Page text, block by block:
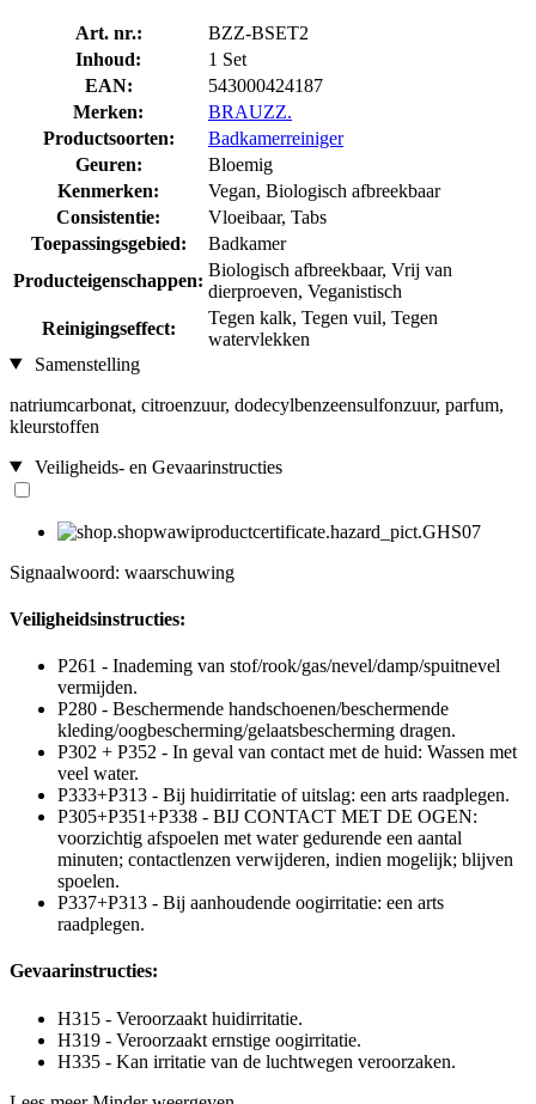
Art. nr.:
BZZ-BSET2
Inhoud:
1 Set
EAN:
543000424187
Merken:
BRAUZZ.
Productsoorten:
Badkamerreiniger
Geuren:
Bloemig
Kenmerken:
Vegan, Biologisch afbreekbaar
Consistentie:
Vloeibaar, Tabs
Toepassingsgebied:
Badkamer
Producteigenschappen:
Biologisch afbreekbaar, Vrij van
dierproeven, Veganistisch
Reinigingseffect:
Tegen kalk, Tegen vuil, Tegen
watervlekken
Samenstelling
natriumcarbonat, citroenzuur, dodecylbenzeensulfonzuur, parfum,
kleurstoffen
Veiligheids- en Gevaarinstructies
Signaalwoord: waarschuwing
Veiligheidsinstructies:
P261 - Inademing van stof/rook/gas/nevel/damp/spuitnevel
vermijden.
P280 - Beschermende handschoenen/beschermende
kleding/oogbescherming/gelaatsbescherming dragen.
P302 + P352 - In geval van contact met de huid: Wassen met
veel water.
P333+P313 - Bij huidirritatie of uitslag: een arts raadplegen.
P305+P351+P338 - BIJ CONTACT MET DE OGEN:
voorzichtig afspoelen met water gedurende een aantal
minuten; contactlenzen verwijderen, indien mogelijk; blijven
spoelen.
P337+P313 - Bij aanhoudende oogirritatie: een arts
raadplegen.
Gevaarinstructies:
H315 - Veroorzaakt huidirritatie.
H319 - Veroorzaakt ernstige oogirritatie.
H335 - Kan irritatie van de luchtwegen veroorzaken.